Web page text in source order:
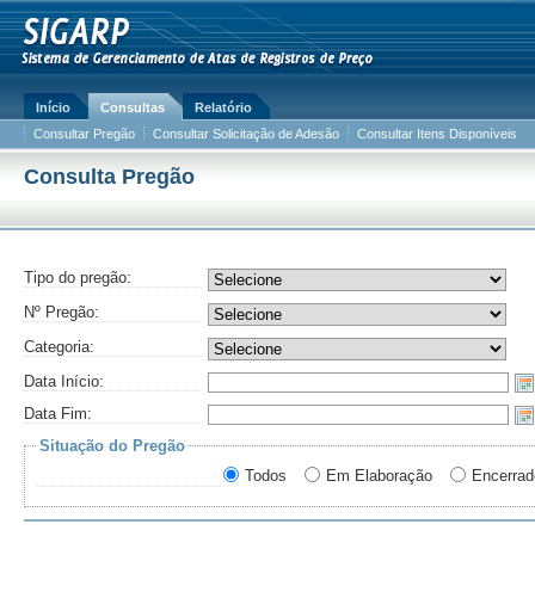
Início Consultas
Relatório
Consultar Pregão
Consultar Solicitação de Adesão Consultar Itens Disponíveis
Consulta Pregão
Tipo do pregão:
Nº Pregão:
Categoria:
Data Início:
Data Fim:
Situação do Pregão
Todos
Em Elaboração